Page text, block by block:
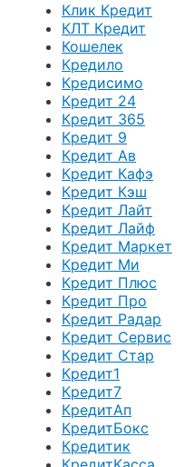
Клик Кредит
КЛТ Кредит
Кошелек
Кредило
Кредисимо
Кредит 24
Кредит 365
Кредит 9
Кредит Ав
Кредит Кафэ
Кредит Кэш
Кредит Лайт
Кредит Лайф
Кредит Маркет
Кредит Ми
Кредит Плюс
Кредит Про
Кредит Радар
Кредит Сервис
Кредит Стар
Кредит1
Кредит7
КредитАп
КредитБокс
Кредитик